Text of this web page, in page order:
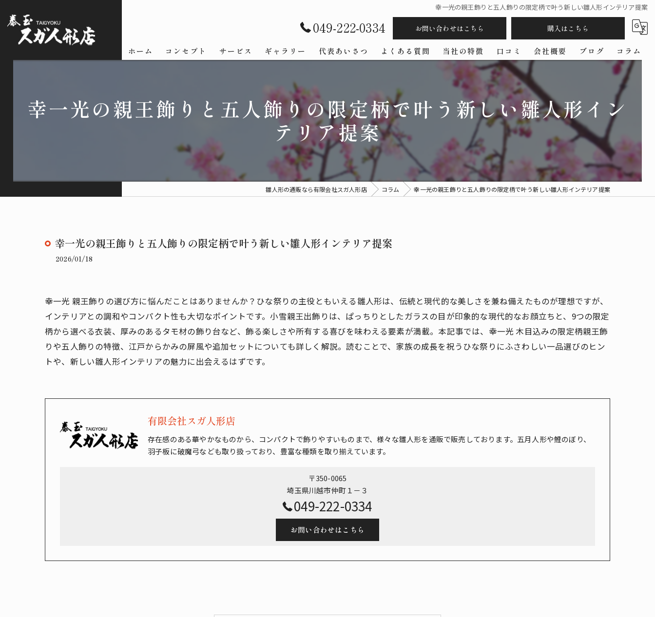
幸一光の親王飾りと五人飾りの限定柄で叶う新しい雛人形インテリア提案
049-222-0334 お問い合わせはこちら 購入はこちら
ホーム コンセプト サービス ギャラリー 代表あいさつ よくある質問 当社の特徴
五月人形
羽子板
コンパクト
ケース
口コミ 会社概要 ブログ コラム
幸一光の親王飾りと五人飾りの限定柄で叶う新しい雛人形イン
テリア提案
雛人形の通販なら有限会社スガ人形店 コラム 幸一光の親王飾りと五人飾りの限定柄で叶う新しい雛人形インテリア提案
幸一光の親王飾りと五人飾りの限定柄で叶う新しい雛人形インテリア提案
2026/01/18
幸一光 親王飾りの選び方に悩んだことはありませんか？ひな祭りの主役ともいえる雛人形は、伝統と現代的な美しさを兼ね備えたものが理想ですが、
インテリアとの調和やコンパクト性も大切なポイントです。小雪親王出飾りは、ぱっちりとしたガラスの目が印象的な現代的なお顔立ちと、9つの限定
柄から選べる衣装、厚みのあるタモ材の飾り台など、飾る楽しさや所有する喜びを味わえる要素が満載。本記事では、幸一光 木目込みの限定柄親王飾
りや五人飾りの特徴、江戸からかみの屏風や追加セットについても詳しく解説。読むことで、家族の成長を祝うひな祭りにふさわしい一品選びのヒン
トや、新しい雛人形インテリアの魅力に出会えるはずです。
有限会社スガ人形店
存在感のある華やかなものから、コンパクトで飾りやすいものまで、様々な雛人形を通販で販売しております。五月人形や鯉のぼり、
羽子板に破魔弓なども取り扱っており、豊富な種類を取り揃えています。
〒350-0065
埼玉県川越市仲町１－３
049-222-0334
お問い合わせはこちら